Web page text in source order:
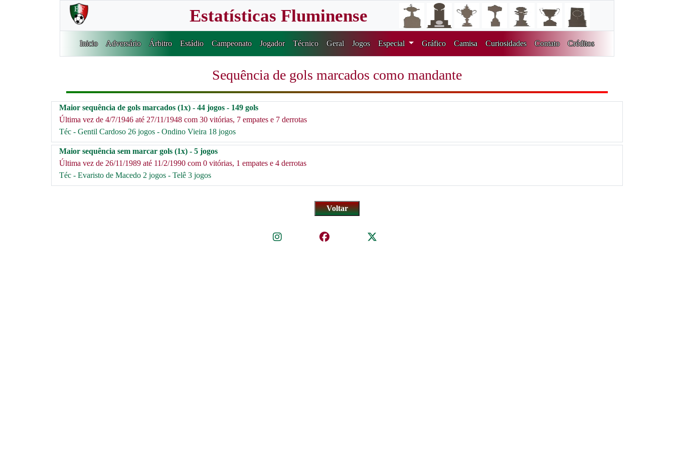
Estatísticas Fluminense
Inicio Adversário Árbitro Estádio Campeonato Jogador Técnico Geral Jogos Especial Gráfico Camisa Curiosidades Contato Créditos
Sequência de gols marcados como mandante
Maior sequência de gols marcados (1x) - 44 jogos - 149 gols
Última vez de 4/7/1946 até 27/11/1948 com 30 vitórias, 7 empates e 7 derrotas
Téc - Gentil Cardoso 26 jogos - Ondino Vieira 18 jogos
Maior sequência sem marcar gols (1x) - 5 jogos
Última vez de 26/11/1989 até 11/2/1990 com 0 vitórias, 1 empates e 4 derrotas
Téc - Evaristo de Macedo 2 jogos - Telê 3 jogos